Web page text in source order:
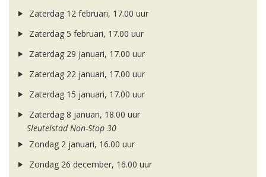
Zaterdag 12 februari, 17.00 uur
Zaterdag 5 februari, 17.00 uur
Zaterdag 29 januari, 17.00 uur
Zaterdag 22 januari, 17.00 uur
Zaterdag 15 januari, 17.00 uur
Zaterdag 8 januari, 18.00 uur
Sleutelstad Non-Stop 30
Zondag 2 januari, 16.00 uur
Zondag 26 december, 16.00 uur